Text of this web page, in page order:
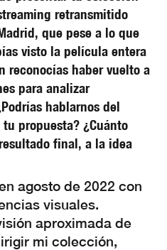
retransmitido
que pese a lo que
visto la película entera
reconocías haber vuelto a
para analizar
hablarnos del
propuesta? ¿Cuánto
final, a la idea
agosto de 2022 con
visuales.
aproximada de
mi colección,